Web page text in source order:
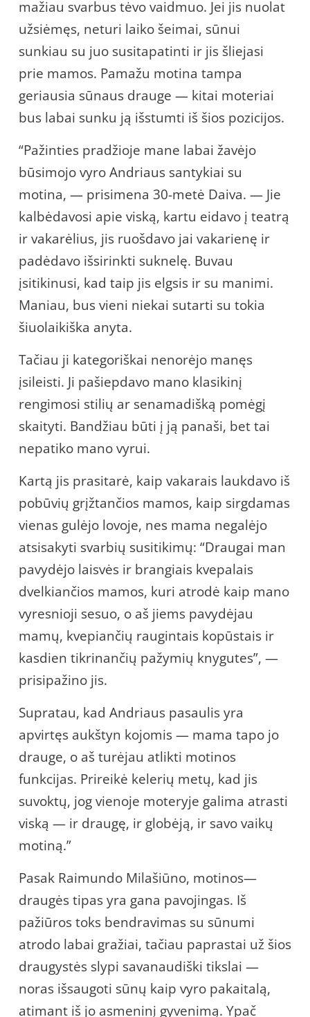
mažiau svarbus tėvo vaidmuo. Jei jis nuolat
užsiėmęs, neturi laiko šeimai, sūnui
sunkiau su juo susitapatinti ir jis šliejasi
prie mamos. Pamažu motina tampa
geriausia sūnaus drauge — kitai moteriai
bus labai sunku ją išstumti iš šios pozicijos.
“Pažinties pradžioje mane labai žavėjo
būsimojo vyro Andriaus santykiai su
motina, — prisimena 30-metė Daiva. — Jie
kalbėdavosi apie viską, kartu eidavo į teatrą
ir vakarėlius, jis ruošdavo jai vakarienę ir
padėdavo išsirinkti suknelę. Buvau
įsitikinusi, kad taip jis elgsis ir su manimi.
Maniau, bus vieni niekai sutarti su tokia
šiuolaikiška anyta.
Tačiau ji kategoriškai nenorėjo manęs
įsileisti. Ji pašiepdavo mano klasikinį
rengimosi stilių ar senamadišką pomėgį
skaityti. Bandžiau būti į ją panaši, bet tai
nepatiko mano vyrui.
Kartą jis prasitarė, kaip vakarais laukdavo iš
pobūvių grįžtančios mamos, kaip sirgdamas
vienas gulėjo lovoje, nes mama negalėjo
atsisakyti svarbių susitikimų: “Draugai man
pavydėjo laisvės ir brangiais kvepalais
dvelkiančios mamos, kuri atrodė kaip mano
vyresnioji sesuo, o aš jiems pavydėjau
mamų, kvepiančių raugintais kopūstais ir
kasdien tikrinančių pažymių knygutes”, —
prisipažino jis.
Supratau, kad Andriaus pasaulis yra
apvirtęs aukštyn kojomis — mama tapo jo
drauge, o aš turėjau atlikti motinos
funkcijas. Prireikė kelerių metų, kad jis
suvoktų, jog vienoje moteryje galima atrasti
viską — ir draugę, ir globėją, ir savo vaikų
motiną.”
Pasak Raimundo Milašiūno, motinos—
draugės tipas yra gana pavojingas. Iš
pažiūros toks bendravimas su sūnumi
atrodo labai gražiai, tačiau paprastai už šios
draugystės slypi savanaudiški tikslai —
noras išsaugoti sūnų kaip vyro pakaitalą,
atimant iš jo asmeninį gyvenimą. Ypač